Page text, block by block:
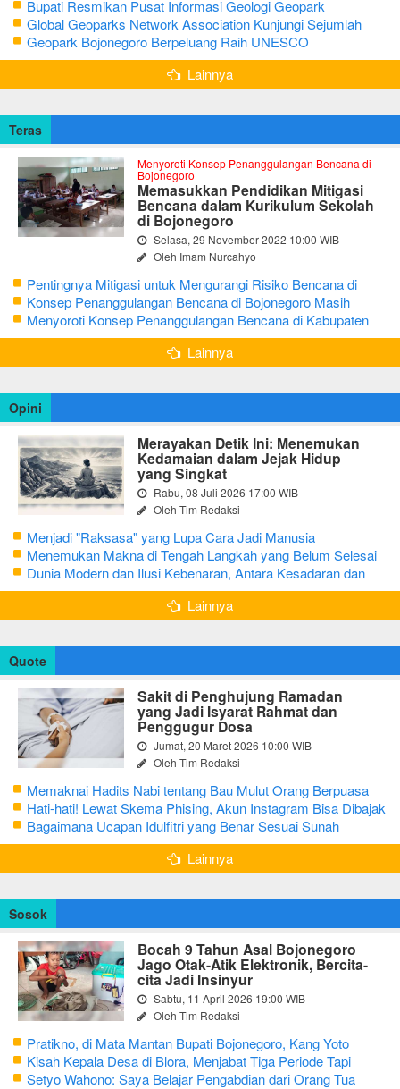
Bupati Resmikan Pusat Informasi Geologi Geopark
Bojonegoro
Global Geoparks Network Association Kunjungi Sejumlah
Geosite di Bojonegoro
Geopark Bojonegoro Berpeluang Raih UNESCO
Global Geopark
Lainnya
Teras
Menyoroti Konsep Penanggulangan Bencana di
Bojonegoro
Memasukkan Pendidikan Mitigasi
Bencana dalam Kurikulum Sekolah
di Bojonegoro
Selasa, 29 November 2022 10:00 WIB
Oleh Imam Nurcahyo
Pentingnya Mitigasi untuk Mengurangi Risiko Bencana di
Bojonegoro
Konsep Penanggulangan Bencana di Bojonegoro Masih
Mengutamakan Tanggap Darurat
Menyoroti Konsep Penanggulangan Bencana di Kabupaten
Bojonegoro
Lainnya
Opini
Merayakan Detik Ini: Menemukan
Kedamaian dalam Jejak Hidup
yang Singkat
Rabu, 08 Juli 2026 17:00 WIB
Oleh Tim Redaksi
Menjadi "Raksasa" yang Lupa Cara Jadi Manusia
Menemukan Makna di Tengah Langkah yang Belum Selesai
Dunia Modern dan Ilusi Kebenaran, Antara Kesadaran dan
terjebak Tipu Daya
Lainnya
Quote
Sakit di Penghujung Ramadan
yang Jadi Isyarat Rahmat dan
Penggugur Dosa
Jumat, 20 Maret 2026 10:00 WIB
Oleh Tim Redaksi
Memaknai Hadits Nabi tentang Bau Mulut Orang Berpuasa
Secara Bijak Agar Tidak Menggangu
Hati-hati! Lewat Skema Phising, Akun Instagram Bisa Dibajak
Kurang dari 3 Menit
Bagaimana Ucapan Idulfitri yang Benar Sesuai Sunah
Rasulullah
Lainnya
Sosok
Bocah 9 Tahun Asal Bojonegoro
Jago Otak-Atik Elektronik, Bercita-
cita Jadi Insinyur
Sabtu, 11 April 2026 19:00 WIB
Oleh Tim Redaksi
Pratikno, di Mata Mantan Bupati Bojonegoro, Kang Yoto
Kisah Kepala Desa di Blora, Menjabat Tiga Periode Tapi
Masih Hidup Sederhana
Setyo Wahono: Saya Belajar Pengabdian dari Orang Tua